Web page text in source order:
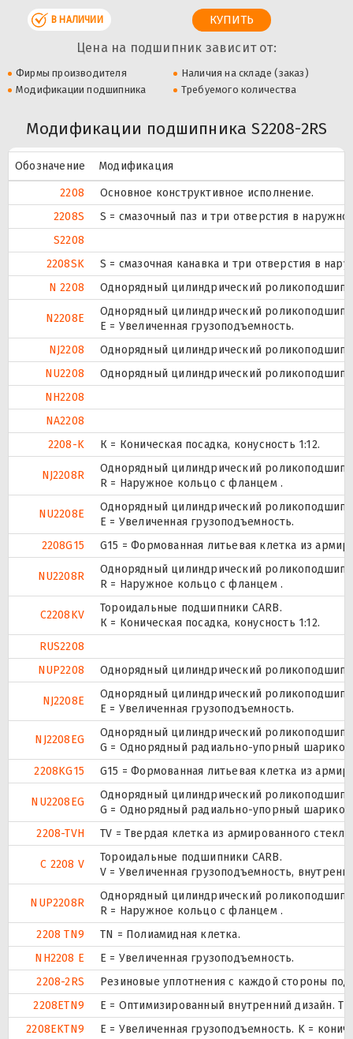
В НАЛИЧИИ
Цена на подшипник зависит от:
Фирмы производителя
Наличия на складе (заказ)
Модификации подшипника
Требуемого количества
Модификации подшипника S2208-2RS
Обозначение
Модификация
2208
Основное конструктивное исполнение.
2208S
S = смазочный паз и три отверстия в
S2208
2208SK
S = смазочная канавка и три отверстия в
N 2208
Однорядный цилиндрический
N2208E
Однорядный цилиндрический
Е = Увеличенная грузоподъемность.
NJ2208
Однорядный цилиндрический
NU2208
Однорядный цилиндрический
NH2208
NA2208
2208-K
К = Коническая посадка, конусность 1:12.
NJ2208R
Однорядный цилиндрический
R = Наружное кольцо с фланцем .
NU2208E
Однорядный цилиндрический
Е = Увеличенная грузоподъемность.
2208G15
G15 = Формованная литьевая клетка из
NU2208R
Однорядный цилиндрический
R = Наружное кольцо с фланцем .
C2208KV
Тороидальные подшипники CARB.
К = Коническая посадка, конусность 1:12.
RUS2208
NUP2208
Однорядный цилиндрический
NJ2208E
Однорядный цилиндрический
Е = Увеличенная грузоподъемность.
NJ2208EG
Однорядный цилиндрический
G = Однорядный радиально-упорный
2208KG15
G15 = Формованная литьевая клетка из
NU2208EG
Однорядный цилиндрический
G = Однорядный радиально-упорный
2208-TVH
TV = Твердая клетка из армированного
C 2208 V
Тороидальные подшипники CARB.
V = Увеличенная грузоподъемность,
NUP2208R
Однорядный цилиндрический
R = Наружное кольцо с фланцем .
2208 TN9
TN = Полиамидная клетка.
NH2208 E
Е = Увеличенная грузоподъемность.
2208-2RS
Резиновые уплотнения с каждой стороны
2208ETN9
E = Оптимизированный внутренний дизайн.
2208EKTN9
E = Увеличенная грузоподъемность. K =